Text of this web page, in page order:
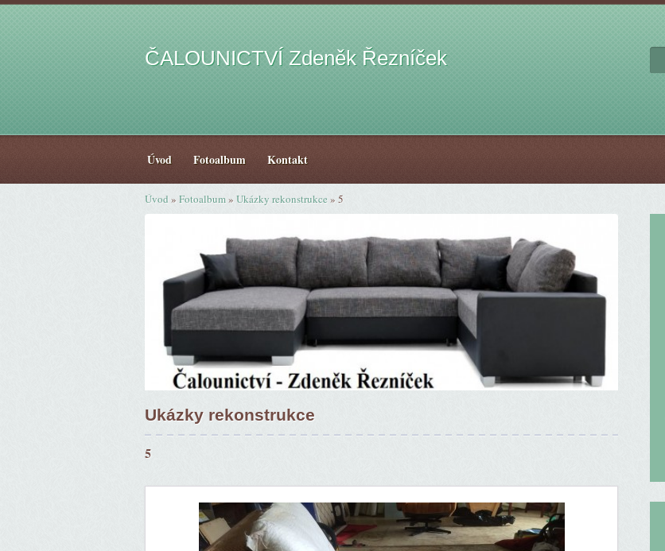
ČALOUNICTVÍ Zdeněk Řezníček
Úvod Fotoalbum Kontakt
Úvod » Fotoalbum» Ukázky rekonstrukce » 5
Ukázky rekonstrukce
5